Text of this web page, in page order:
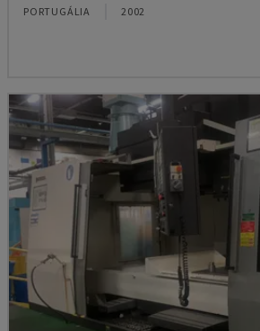
PORTUGÁLIA 2002